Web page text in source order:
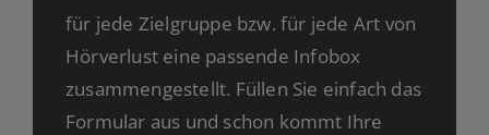
für jede Zielgruppe bzw. für jede Art von
Hörverlust eine passende Infobox
zusammengestellt. Füllen Sie einfach das
Formular aus und schon kommt Ihre